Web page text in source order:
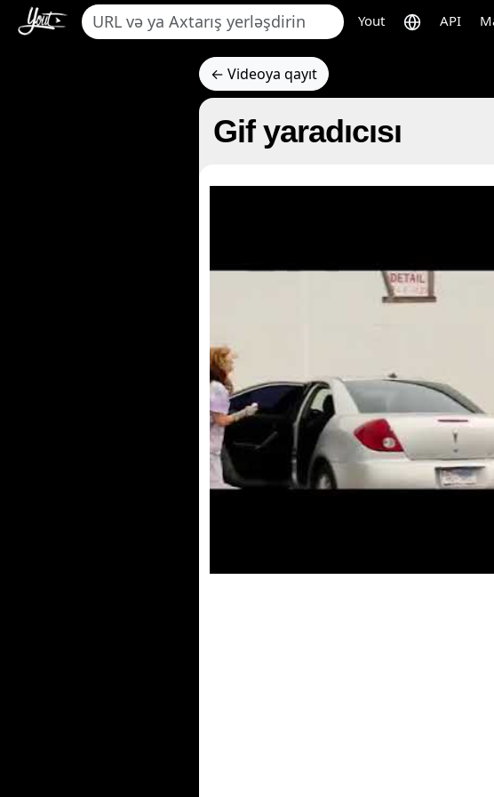
Yout API
← Videoya qayıt
Gif yaradıcısı